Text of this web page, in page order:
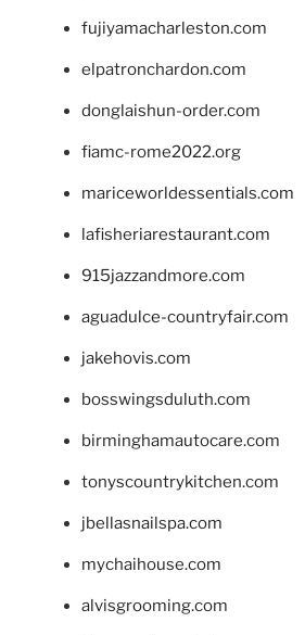
fujiyamacharleston.com
elpatronchardon.com
donglaishun-order.com
fiamc-rome2022.org
mariceworldessentials.com
lafisheriarestaurant.com
915jazzandmore.com
aguadulce-countryfair.com
jakehovis.com
bosswingsduluth.com
birminghamautocare.com
tonyscountrykitchen.com
jbellasnailspa.com
mychaihouse.com
alvisgrooming.com